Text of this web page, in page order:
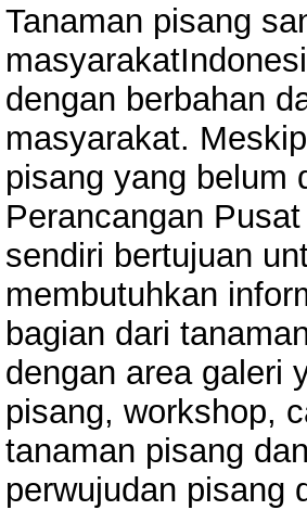
Tanaman pisang
dengan berbahan
masyarakat.
pisang yang belum
Perancangan
sendiri bertujuan
membutuhkan
bagian dari
dengan area galeri
pisang, workshop,
tanaman pisang
perwujudan pisang